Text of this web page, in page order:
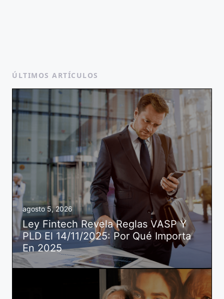
ÚLTIMOS ARTÍCULOS
agosto 5, 2026
Ley Fintech Revela Reglas VASP Y
PLD El 14/11/2025: Por Qué Importa
En 2025